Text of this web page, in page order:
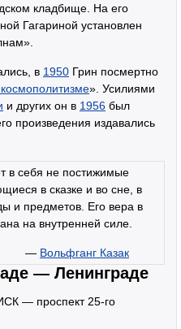
кладбище. На его
Гагариной установлен
в 1950 Грин посмертно
». Усилиями
и других он в 1956 был
произведения издавались
в себя не постижимые
в сказке и во сне, в
и предметов. Его вера в
на внутренней силе.
— Вольфганг Казак
— Ленинграде
— проспект 25-го